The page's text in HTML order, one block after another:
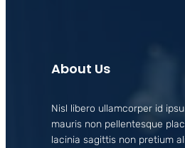
About Us
Nisl libero ullamcorper id
mauris non pellentesque
lacinia sagittis non pretium